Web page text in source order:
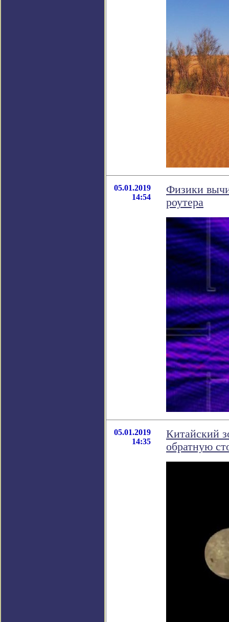
05.01.2019
14:54
Физики
роутера
05.01.2019
14:35
Китайский
обратную